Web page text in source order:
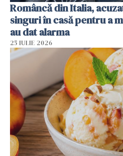
Româncă din Italia,
singuri în casă pentru a
au dat alarma
25 IULIE 2026